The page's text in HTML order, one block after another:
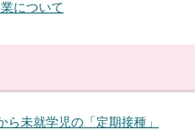
について
未就学児の「定期接種」